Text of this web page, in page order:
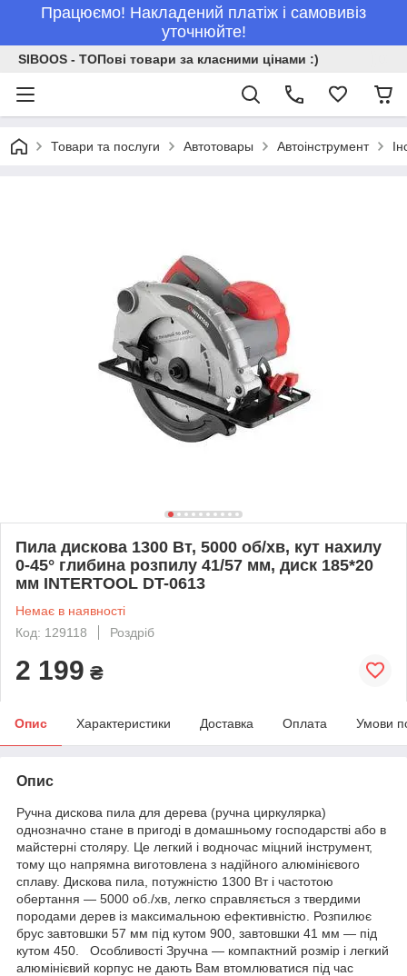
Працюємо! Накладений платіж і самовивіз
уточнюйте!
SIBOOS - ТОПові товари за класними цінами :)
Товари та послуги Автотовары Автоінструмент
Пила дискова 1300 Вт, 5000 об/хв, кут нахилу
0-45° глибина розпилу 41/57 мм, диск 185*20
мм INTERTOOL DT-0613
Немає в наявності
Код: 129118
Роздріб
2 199 ₴
Опис Характеристики Доставка Оплата Умови
Опис
Ручна дискова пила для дерева (ручна циркулярка)
однозначно стане в пригоді в домашньому господарстві або в
майстерні столяру. Це легкий і водночас міцний інструмент,
тому що напрямна виготовлена з надійного алюмінієвого
сплаву. Дискова пила, потужністю 1300 Вт і частотою
обертання — 5000 об./хв, легко справляється з твердими
породами дерев із максимальною ефективністю. Розпилює
брус завтовшки 57 мм під кутом 900, завтовшки 41 мм — під
кутом 450. Особливості Зручна — компактний розмір і легкий
алюмінієвий корпус не дають Вам втомлюватися під час